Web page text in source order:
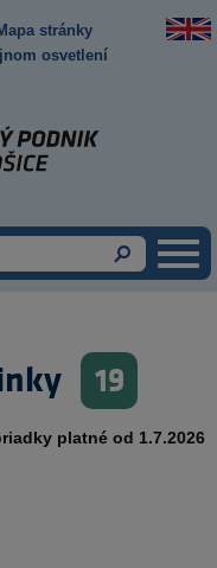
stránky
osvetlení
19
platné od 1.7.2026